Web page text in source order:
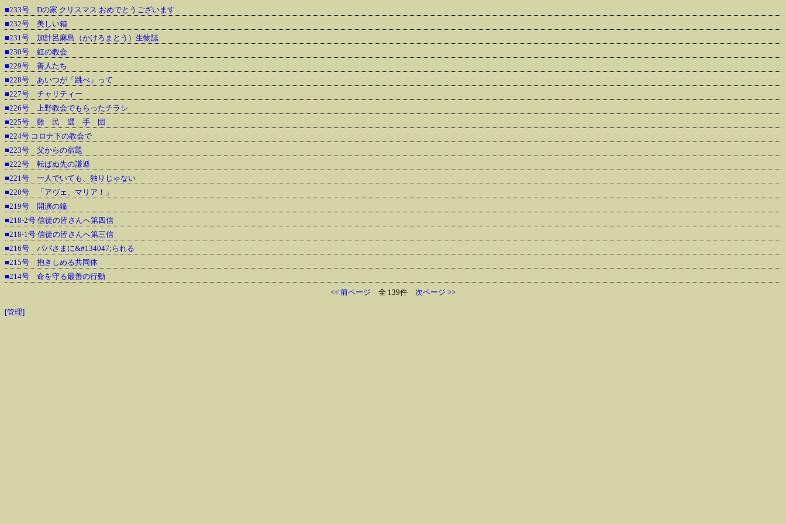
■233号 Dの家 クリスマス おめでとうございます
■232号 美しい箱
■231号 加計呂麻島（かけろまとう）生物誌
■230号 虹の教会
■229号 善人たち
■228号 あいつが「跳べ」って
■227号 チャリティー
■226号 上野教会でもらったチラシ
■225号 難 民 選 手 団
■224号 コロナ下の教会で
■223号 父からの宿題
■222号 転ばぬ先の謙遜
■221号 一人でいても、独りじゃない
■220号 「アヴェ、マリア！」
■219号 開演の鐘
■218-2号 信徒の皆さんへ第四信
■218-1号 信徒の皆さんへ第三信
■216号 パパさまに&#134047;られる
■215号 抱きしめる共同体
■214号 命を守る最善の行動
<< 前ページ 全 139件 次ページ >>
[管理]